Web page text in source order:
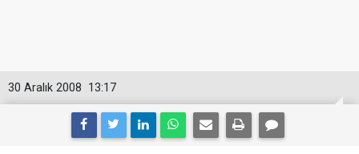
13:17
30 Aralık 2008